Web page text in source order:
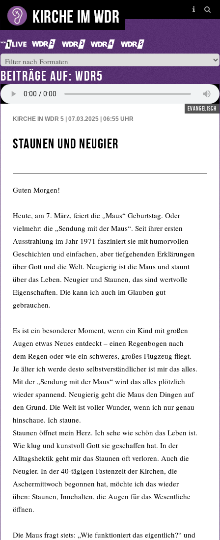
BEITRÄGE AUF: WDR5
evangelisch
KIRCHE IN WDR 5 | 07.03.2025 | 06:55 UHR
Staunen und Neugier
Guten Morgen!
Heute, am 7. März, feiert die „Maus“ Geburtstag. Oder
vielmehr: die „Sendung mit der Maus“. Seit ihrer ersten
Ausstrahlung im Jahr 1971 fasziniert sie mit humorvollen
Geschichten und einfachen, aber tiefgehenden Erklärungen
über Gott und die Welt. Neugierig ist die Maus und staunt
über das Leben. Neugier und Staunen, das sind wertvolle
Eigenschaften. Die kann ich auch im Glauben gut
gebrauchen.
Es ist ein besonderer Moment, wenn ein Kind mit großen
Augen etwas Neues entdeckt – einen Regenbogen nach
dem Regen oder wie ein schweres, großes Flugzeug fliegt.
Je älter ich werde desto selbstverständlicher ist mir das alles.
Mit der „Sendung mit der Maus“ wird das alles plötzlich
wieder spannend. Neugierig geht die Maus den Dingen auf
den Grund. Die Welt ist voller Wunder, wenn ich nur genau
hinschaue. Ich staune.
Staunen öffnet mein Herz. Ich sehe wie schön das Leben ist.
Wie klug und kunstvoll Gott sie geschaffen hat. In der
Alltagshektik geht mir das Staunen oft verloren. Auch die
Neugier. In der 40-tägigen Fastenzeit der Kirchen, die
Aschermittwoch begonnen hat, möchte ich das wieder
üben: Staunen, Innehalten, die Augen für das Wesentliche
öffnen.
Die Maus fragt stets: „Wie funktioniert das eigentlich?“ und